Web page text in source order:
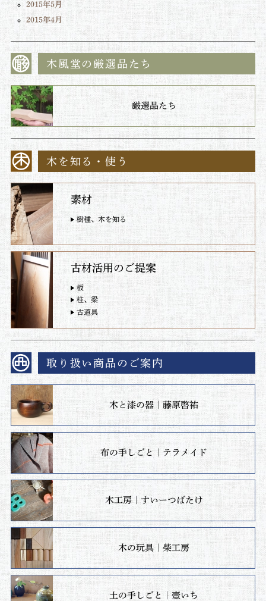
2015年5月
2015年4月
木風堂の厳選品たち
厳選品たち
木を知る・使う
素材
樹種、木を知る
古材活用のご提案
板
柱、梁
古道具
取り扱い商品のご案内
木と漆の器｜藤原啓祐
布の手しごと｜テラメイド
木工房｜すいーつばたけ
木の玩具｜柴工房
土の手しごと｜壺いち